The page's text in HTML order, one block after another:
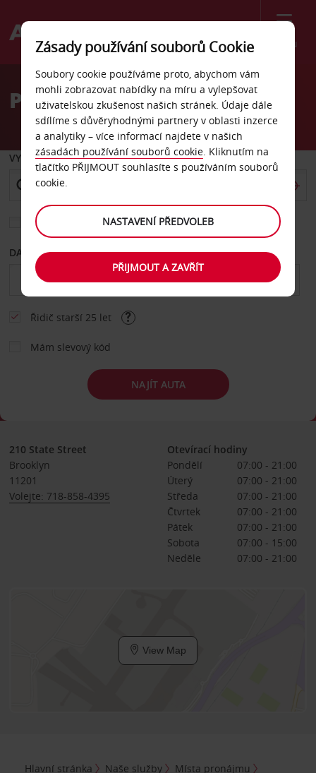
Menu
Welcome
AvisPronájem auta Brooklyn
VYZVEDNOUT Z
Vyberte si jiné místo vrácení
DATUM OD DATUM DO
Řidič starší 25 let
Mám slevový kód
NAJÍT AUTA
210 State Street
Brooklyn
11201
Volejte: 718-858-4395
Otevírací hodiny
Pondělí
07:00 - 21:00
Úterý
07:00 - 21:00
Středa
07:00 - 21:00
Čtvrtek
07:00 - 21:00
Pátek
07:00 - 21:00
Sobota
07:00 - 15:00
Neděle
07:00 - 21:00
View Map
Hlavní stránka Naše služby
Místa pronájmu
Zásady používání souborů Cookie
Soubory cookie používáme proto, abychom vám
mohli zobrazovat nabídky na míru a vylepšovat
uživatelskou zkušenost našich stránek. Údaje dále
sdílíme s důvěryhodnými partnery v oblasti inzerce
a analytiky – více informací najdete v našich
zásadách používání souborů cookie. Kliknutím na
tlačítko PŘIJMOUT souhlasíte s používáním souborů
cookie.
NASTAVENÍ PŘEDVOLEB
PŘIJMOUT A ZAVŘÍT